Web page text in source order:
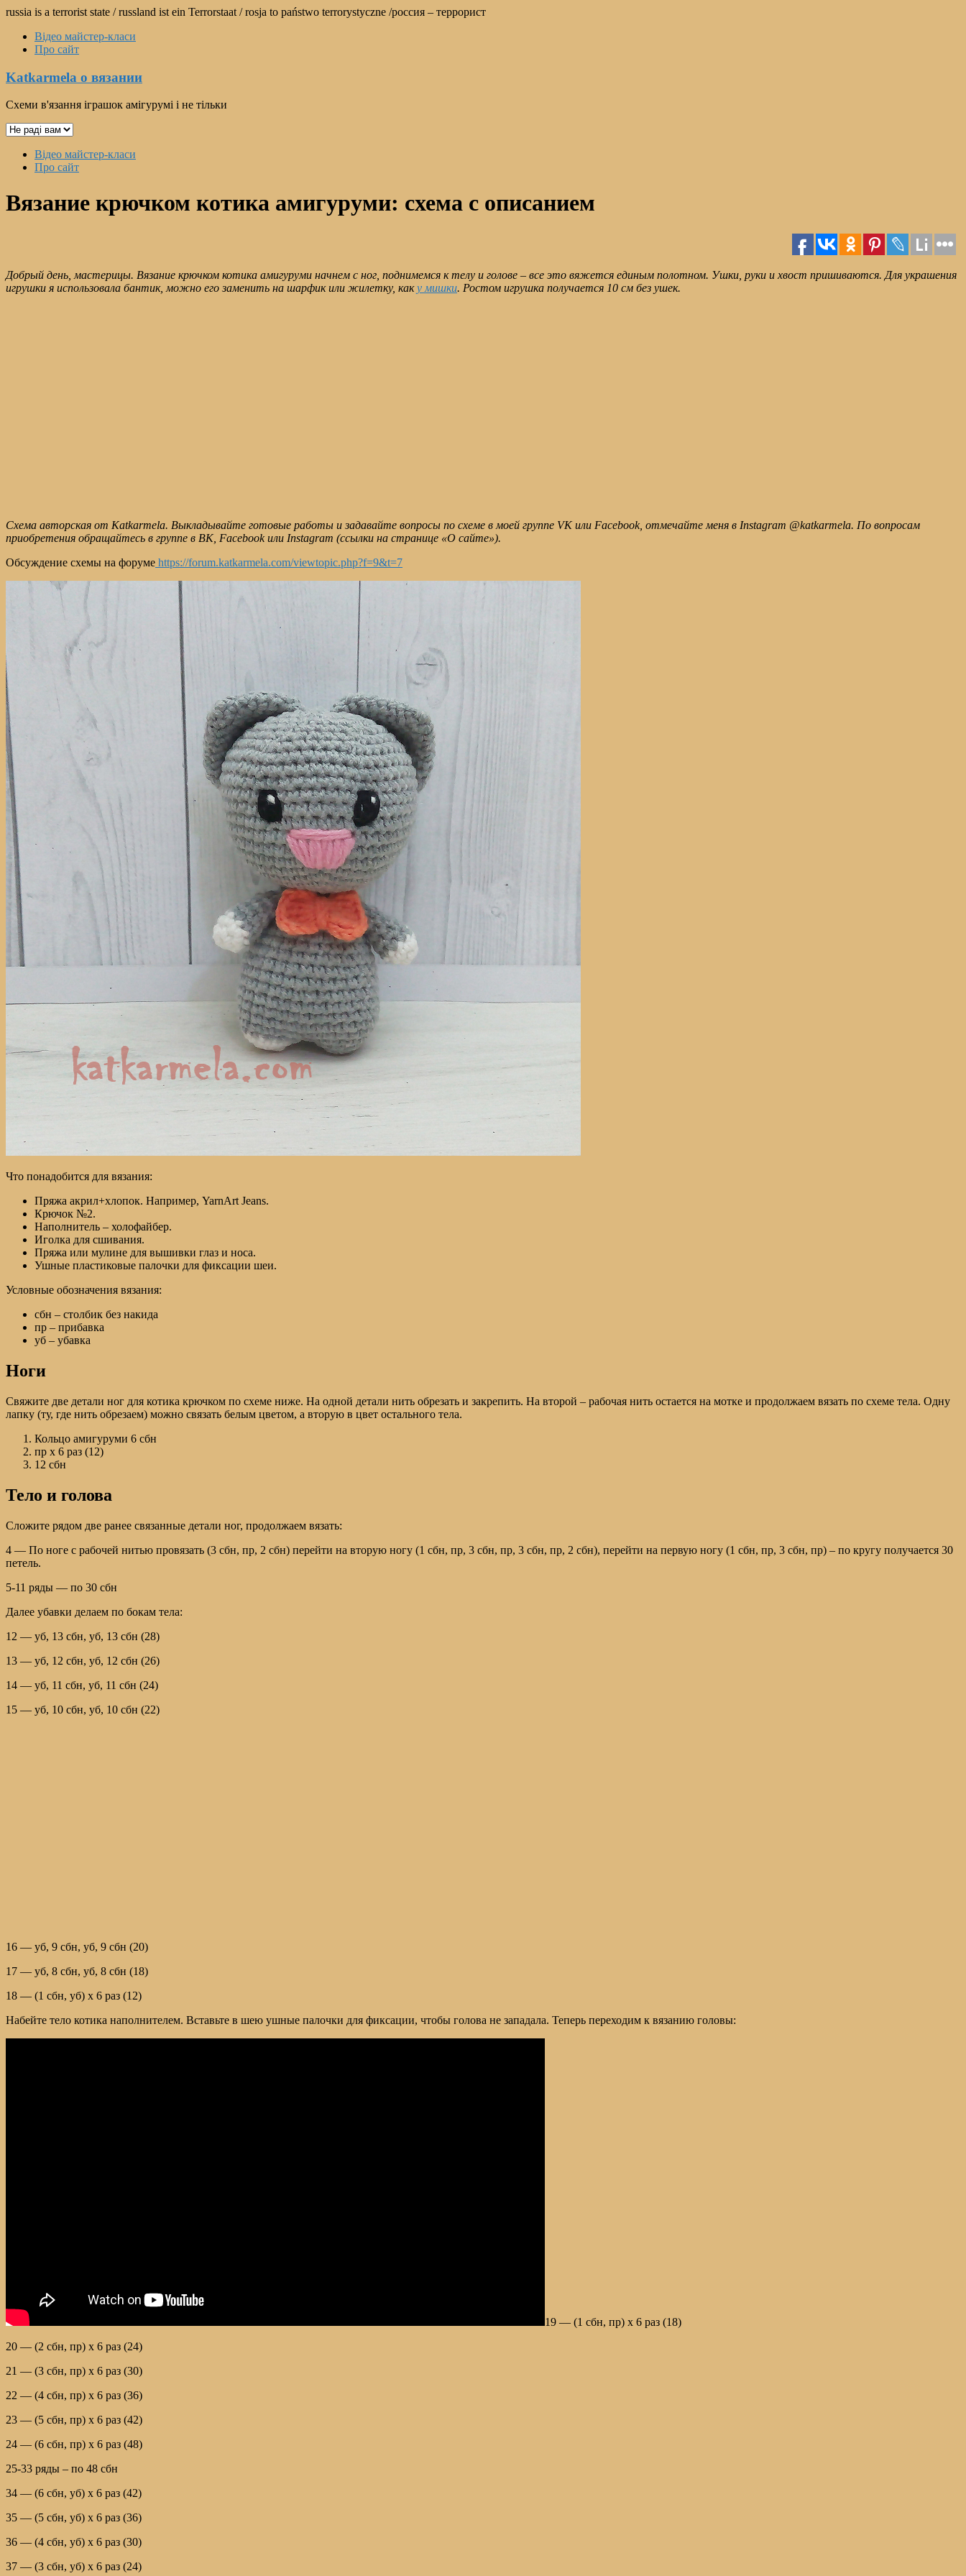
Перейти
содержимому
russia is a terrorist state / russland ist ein Terrorstaat / rosja to państwo terrorystyczne /россия – террорист
Відео майстер-класи
Про сайт
Katkarmela о вязании
Схеми в'язання іграшок амігурумі і не тільки
Выбрать
МенюВідео майстер-класи
Про сайт
Вязание крючком котика амигуруми: схема с описанием
Добрый день, мастерицы. Вязание крючком котика амигуруми начнем с ног, поднимемся к телу и голове – все это вяжется единым полотном. Ушки, руки и хвост пришиваются. Для украшения
игрушки я использовала бантик, можно его заменить на шарфик или жилетку, каку мишки. Ростом игрушка получается 10 см без ушек.
Схема авторская от Katkarmela. Выкладывайте готовые работы и задавайте вопросы по схеме в моей группе VK или Facebook, отмечайте меня в Instagram @katkarmela. По вопросам
приобретения обращайтесь в группе в ВК, Facebook или Instagram (ссылки на странице «О сайте»).
Обсуждение схемы на форуме https://forum.katkarmela.com/viewtopic.php?f=9&t=7
Что понадобится для вязания:
Пряжа акрил+хлопок. Например, YarnArt Jeans.
Крючок №2.
Наполнитель – холофайбер.
Иголка для сшивания.
Пряжа или мулине для вышивки глаз и носа.
Ушные пластиковые палочки для фиксации шеи.
Условные обозначения вязания:
сбн – столбик без накида
пр – прибавка
уб – убавка
Ноги
Свяжите две детали ног для котика крючком по схеме ниже. На одной детали нить обрезать и закрепить. На второй – рабочая нить остается на мотке и продолжаем вязать по схеме тела. Одну
лапку (ту, где нить обрезаем) можно связать белым цветом, а вторую в цвет остального тела.
Кольцо амигуруми 6 сбн
пр х 6 раз (12)
12 сбн
Тело и голова
Сложите рядом две ранее связанные детали ног, продолжаем вязать:
4 — По ноге с рабочей нитью провязать (3 сбн, пр, 2 сбн) перейти на вторую ногу (1 сбн, пр, 3 сбн, пр, 3 сбн, пр, 2 сбн), перейти на первую ногу (1 сбн, пр, 3 сбн, пр) – по кругу получается 30
петель.
5-11 ряды — по 30 сбн
Далее убавки делаем по бокам тела:
12 — уб, 13 сбн, уб, 13 сбн (28)
13 — уб, 12 сбн, уб, 12 сбн (26)
14 — уб, 11 сбн, уб, 11 сбн (24)
15 — уб, 10 сбн, уб, 10 сбн (22)
16 — уб, 9 сбн, уб, 9 сбн (20)
17 — уб, 8 сбн, уб, 8 сбн (18)
18 — (1 сбн, уб) х 6 раз (12)
Набейте тело котика наполнителем. Вставьте в шею ушные палочки для фиксации, чтобы голова не западала. Теперь переходим к вязанию головы:
19 — (1 сбн, пр) х 6 раз (18)
20 — (2 сбн, пр) х 6 раз (24)
21 — (3 сбн, пр) х 6 раз (30)
22 — (4 сбн, пр) х 6 раз (36)
23 — (5 сбн, пр) х 6 раз (42)
24 — (6 сбн, пр) х 6 раз (48)
25-33 ряды – по 48 сбн
34 — (6 сбн, уб) х 6 раз (42)
35 — (5 сбн, уб) х 6 раз (36)
36 — (4 сбн, уб) х 6 раз (30)
37 — (3 сбн, уб) х 6 раз (24)